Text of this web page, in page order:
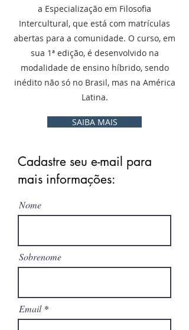
a Especialização em Filosofia
Intercultural, que está com matrículas
abertas para a comunidade. O curso, em
sua 1ª edição, é desenvolvido na
modalidade de ensino híbrido, sendo
inédito não só no Brasil, mas na América
Latina.
SAIBA MAIS
Cadastre seu e-mail para
mais informações:
Nome
Sobrenome
Email